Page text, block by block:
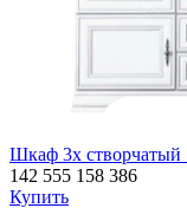
Шкаф 3х створчатый
142 555 158 386
Купить